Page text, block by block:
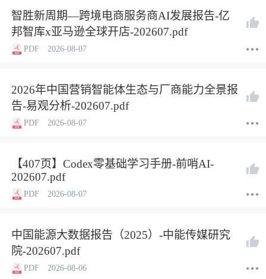
智胜新周期—跨境电商服务商AI发展报告-亿
邦智库x亚马逊全球开店-202607.pdf
PDF 2026-08-07
2026年中国营销智能体生态与厂商能力全景报
告-易观分析-202607.pdf
PDF 2026-08-07
【407页】Codex零基础学习手册-前哨AI-
202607.pdf
PDF 2026-08-07
中国能源大数据报告（2025）-中能传媒研究
院-202607.pdf
PDF 2026-08-06